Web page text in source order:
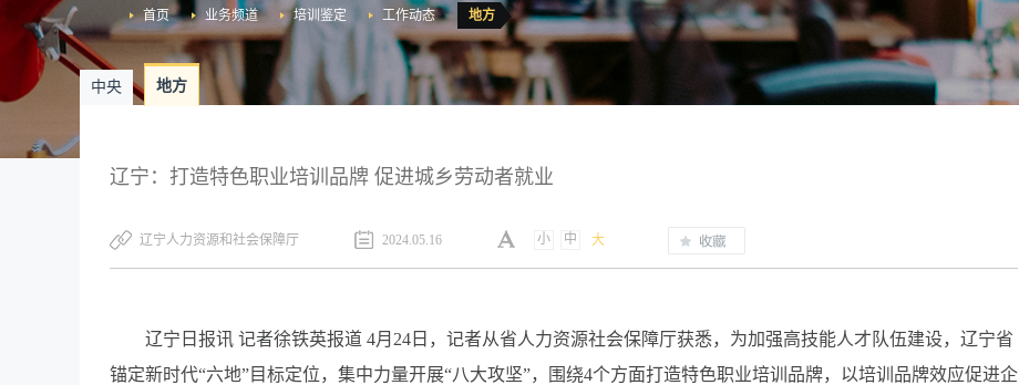
地方
工作动态
培训鉴定
业务频道
首页
中央 地方
辽宁：打造特色职业培训品牌 促进城乡劳动者就业
辽宁人力资源和社会保障厅 2024.05.16 小 中 大
辽宁日报讯 记者徐铁英报道 4月24日，记者从省人力资源社会保障厅获悉，为加强高技能人才队伍建设，辽宁省
锚定新时代“六地”目标定位，集中力量开展“八大攻坚”，围绕4个方面打造特色职业培训品牌，以培训品牌效应促进企